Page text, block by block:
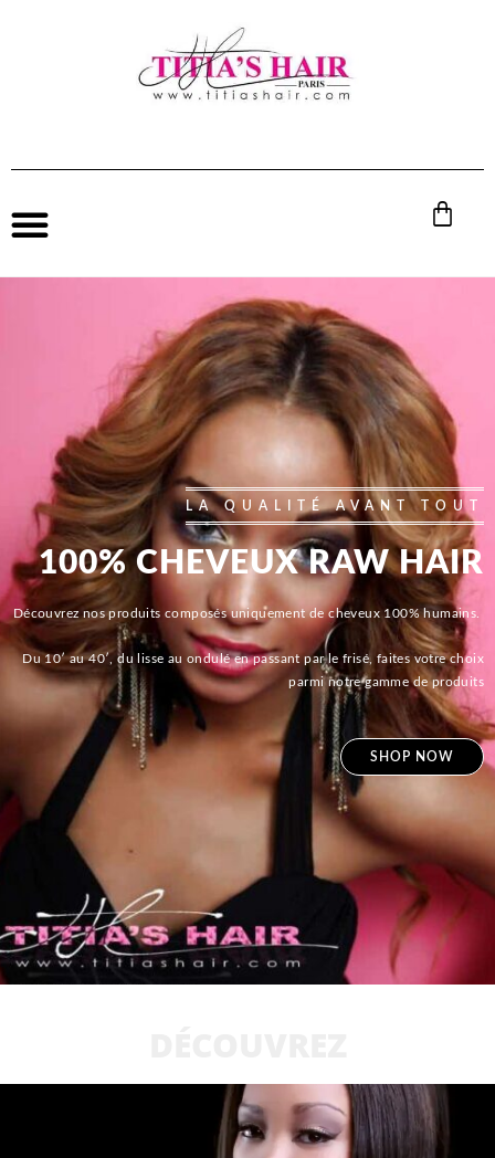
LA QUALITÉ AVANT TOUT
100% CHEVEUX RAW HAIR
Découvrez nos produits composés uniquement de cheveux 100% humains.
Du 10′ au 40′, du lisse au ondulé en passant par le frisé, faites votre choix
parmi notre gamme de produits
SHOP NOW